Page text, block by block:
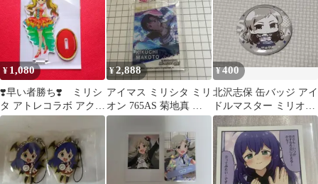
¥ 1,080
❣️早い者勝ち❣️ ミリシ
タ アトレコラボ アクス
タ エミリー・スチュア
¥2,888
アイマス ミリシタ ミリ
オン 765AS 菊地真 カ
ラ鉄
¥400
北沢志保 缶バッジ アイ
ドルマスター ミリオン
ライブ ミリシタ